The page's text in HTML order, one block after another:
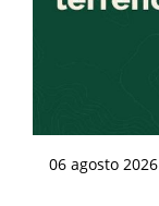
06 agosto 2026